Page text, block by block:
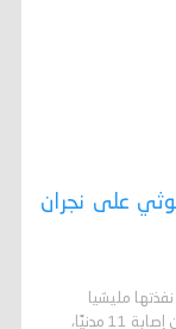
حوثي على نجران
مليشيا
الحوثي على منطقة نجران في السعودية، أسفرت عن إصابة 11 مدنيًا،